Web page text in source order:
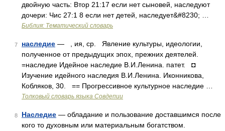
двойную часть: Втор 21:17 если нет сыновей, наследуют
дочери: Чис 27:1 8 если нет детей, наследует&#8230; …
Библия: Тематический словарь
7 наследие — , ия, ср. Явление культуры, идеологии,
полученное от предыдущих эпох, прежних деятелей.
=наследие Идейное наследие В.И.Ленина. патет. ◘
Изучение идейного наследия В.И.Ленина. Иконникова,
Кобляков, 30. == Прогрессивное культурное наследие …
Толковый словарь языка Совдепии
8 Наследие — обладание и пользование доставшимся после
кого то духовным или материальным богатством.